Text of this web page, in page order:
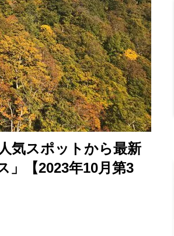
気スポットから最新
」【2023年10月第3